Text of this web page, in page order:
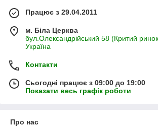
Працює з 29.04.2011
м. Біла Церква
бул.Олександрійський 58 (Критий
Україна
Контакти
Сьогодні працює з 09:00 до 19:00
Показати весь графік роботи
Про нас